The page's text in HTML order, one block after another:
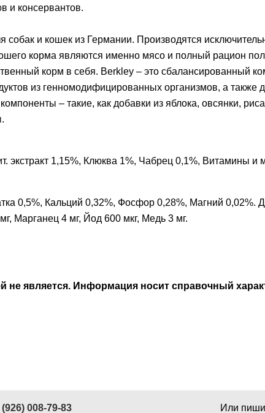
и консервантов.
и кошек из Германии. Производятся
корма являются именно мясо и полный рацион
корм в себя. Berkley – это сбалансированный
из генномодифицированных организмов, а также
– такие, как добавки из яблока, овсянки,
экстракт 1,15%, Клюква 1%, Чабрец 0,1%, Витамины и
0,5%, Кальций 0,32%, Фосфор 0,28%, Магний 0,02%.
Марганец 4 мг, Йод 600 мкг, Медь 3 мг.
является. Информация носит справочный
(926) 008-79-83 Или